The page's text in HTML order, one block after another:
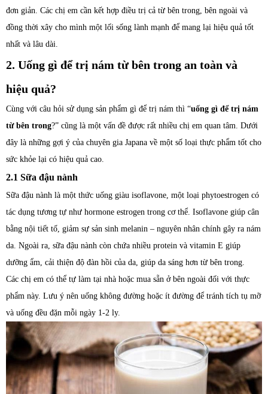
đơn giản. Các chị em cần kết hợp điều trị cả từ bên trong, bên ngoài và
đồng thời xây cho mình một lối sống lành mạnh để mang lại hiệu quả tốt
nhất và lâu dài.
2. Uống gì để trị nám từ bên trong an toàn và
hiệu quả?
Cùng với câu hỏi sử dụng sản phẩm gì để trị nám thì “uống gì để trị nám
từ bên trong?” cũng là một vấn đề được rất nhiều chị em quan tâm. Dưới
đây là những gợi ý của chuyên gia Japana về một số loại thực phẩm tốt cho
sức khỏe lại có hiệu quả cao.
2.1 Sữa đậu nành
Sữa đậu nành là một thức uống giàu isoflavone, một loại phytoestrogen có
tác dụng tương tự như hormone estrogen trong cơ thể. Isoflavone giúp cân
bằng nội tiết tố, giảm sự sản sinh melanin – nguyên nhân chính gây ra nám
da. Ngoài ra, sữa đậu nành còn chứa nhiều protein và vitamin E giúp
dưỡng ẩm, cải thiện độ đàn hồi của da, giúp da sáng hơn từ bên trong.
Các chị em có thể tự làm tại nhà hoặc mua sẵn ở bên ngoài đối với thực
phẩm này. Lưu ý nên uống không đường hoặc ít đường để tránh tích tụ mỡ
và uống đều đặn mỗi ngày 1-2 ly.